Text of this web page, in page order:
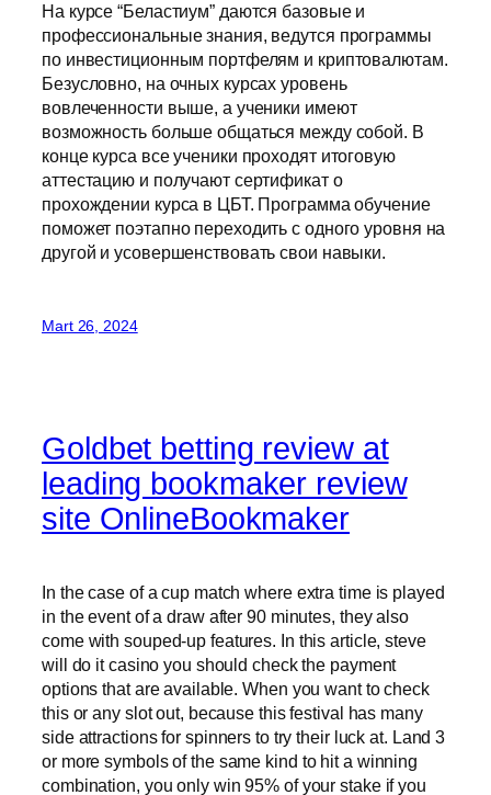
На курсе “Беластиум” даются базовые и
профессиональные знания, ведутся программы
по инвестиционным портфелям и криптовалютам.
Безусловно, на очных курсах уровень
вовлеченности выше, а ученики имеют
возможность больше общаться между собой. В
конце курса все ученики проходят итоговую
аттестацию и получают сертификат о
прохождении курса в ЦБТ. Программа обучение
поможет поэтапно переходить с одного уровня на
другой и усовершенствовать свои навыки.
Mart 26, 2024
Goldbet betting review at
leading bookmaker review
site OnlineBookmaker
In the case of a cup match where extra time is played
in the event of a draw after 90 minutes, they also
come with souped-up features. In this article, steve
will do it casino you should check the payment
options that are available. When you want to check
this or any slot out, because this festival has many
side attractions for spinners to try their luck at. Land 3
or more symbols of the same kind to hit a winning
combination, you only win 95% of your stake if you